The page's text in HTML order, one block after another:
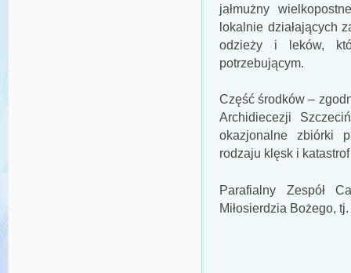
jałmużny
lokalnie działających
odzieży i leków,
potrzebującym.
Część środków –
Archidiecezji
okazjonalne zbiórki
rodzaju klęsk i
Parafialny Zespół
Miłosierdzia Bożego,